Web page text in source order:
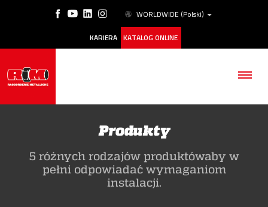
WORLDWIDE (Polski)
KARIERA KATALOG ONLINE
Produkty
5 różnych rodzajów produktówaby w
pełni odpowiadać wymaganiom
instalacji.